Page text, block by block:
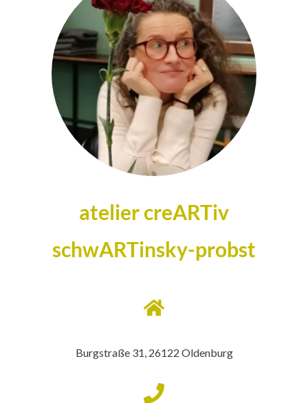
atelier creARTiv
schwARTinsky-probst
Burgstraße 31, 26122 Oldenburg